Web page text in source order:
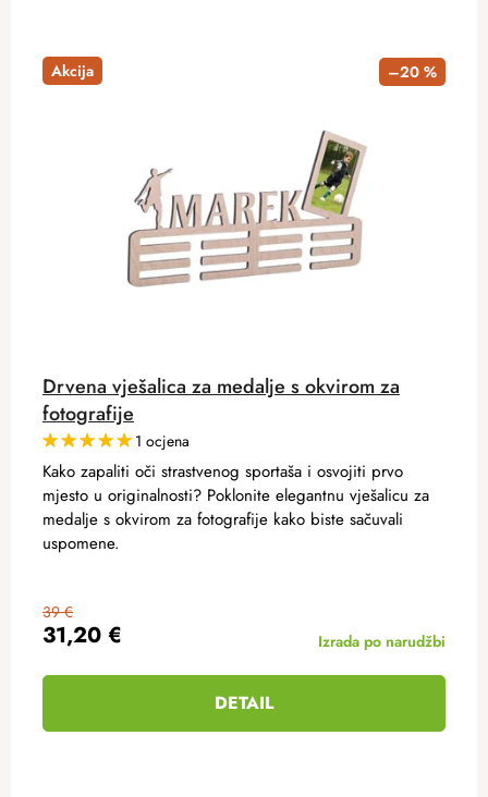
Akcija –20 %
Drvena vješalica za medalje s okvirom za
fotografije
1 ocjena
31,20 €
39 €
Izrada po narudžbi
DETAIL
Kako zapaliti oči strastvenog sportaša i osvojiti prvo
mjesto u originalnosti? Poklonite elegantnu vješalicu za
medalje s okvirom za fotografije kako biste sačuvali
uspomene.